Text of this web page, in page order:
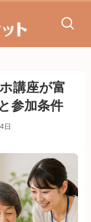
講座が富
参加条件
日